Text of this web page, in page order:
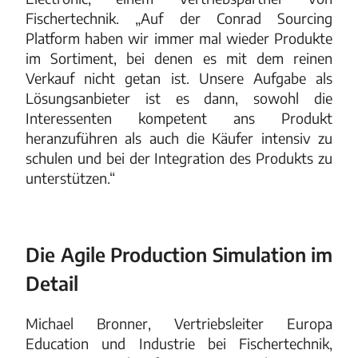
Fischertechnik. „Auf der Conrad Sourcing
Platform haben wir immer mal wieder Produkte
im Sortiment, bei denen es mit dem reinen
Verkauf nicht getan ist. Unsere Aufgabe als
Lösungsanbieter ist es dann, sowohl die
Interessenten kompetent ans Produkt
heranzuführen als auch die Käufer intensiv zu
schulen und bei der Integration des Produkts zu
unterstützen.“
Die Agile Production Simulation im
Detail
Michael Bronner, Vertriebsleiter Europa
Education und Industrie bei Fischertechnik,